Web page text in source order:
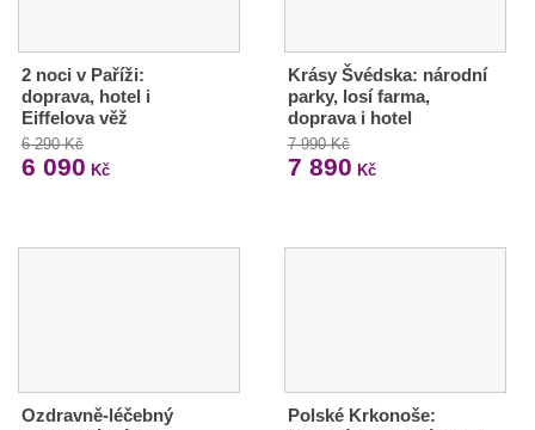
2 noci v Paříži:
doprava, hotel i
Eiffelova věž
6 290 Kč
6 090 Kč
Krásy Švédska: národní
parky, losí farma,
doprava i hotel
7 990 Kč
7 890 Kč
Ozdravně-léčebný
Polské Krkonoše: